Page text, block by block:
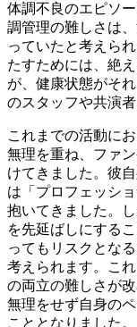
体調不良のエピソ
調管理の難しさは
っていたと考えら
たすためには、絶
が、健康状態がそ
のスタッフや共演
これまでの活動に
無理を重ね、ファ
けてきました。彼
は「プロフェッシ
抱いてきました。
を先延ばしにする
ってもリスクとな
考えられます。こ
の両立の難しさが
無理をせず自身の
こととなりました。